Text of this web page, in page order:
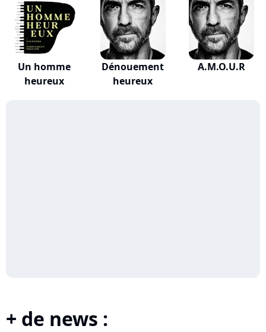
Un homme
heureux
Dénouement
heureux
A.M.O.U.R
+ de news :